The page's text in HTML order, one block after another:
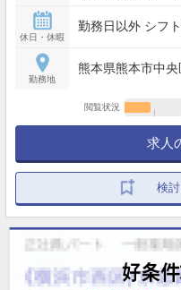
20:00 （早番,遅
休日・休暇
勤務日以外 シフ
勤務地
熊本県熊本市中央
閲覧状況
求人
検